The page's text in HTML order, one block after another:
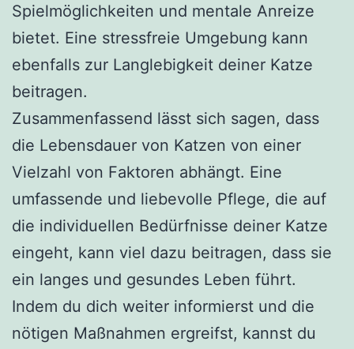
Spielmöglichkeiten und mentale Anreize
bietet. Eine stressfreie Umgebung kann
ebenfalls zur Langlebigkeit deiner Katze
beitragen.
Zusammenfassend lässt sich sagen, dass
die Lebensdauer von Katzen von einer
Vielzahl von Faktoren abhängt. Eine
umfassende und liebevolle Pflege, die auf
die individuellen Bedürfnisse deiner Katze
eingeht, kann viel dazu beitragen, dass sie
ein langes und gesundes Leben führt.
Indem du dich weiter informierst und die
nötigen Maßnahmen ergreifst, kannst du